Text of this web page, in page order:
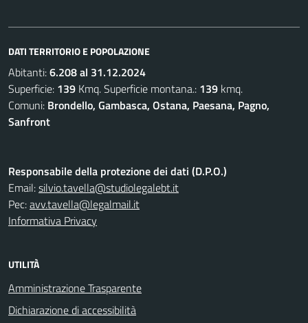
DATI TERRITORIO E POPOLAZIONE
Abitanti:6.208 al 31.12.2024
Superficie: 139 Kmq. Superficie montana.: 139 kmq.
Comuni: Brondello, Gambasca, Ostana, Paesana, Pagno,
Sanfront
Responsabile della protezione dei dati (D.P.O.)
Email:silvio.tavella@studiolegalebt.it
Pec:avv.tavella@legalmail.it
Informativa Privacy
UTILITÀ
Amministrazione Trasparente
Dichiarazione di accessibilità